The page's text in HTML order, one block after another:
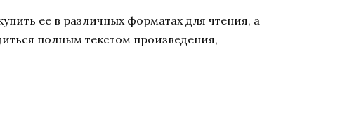
ее в различных форматах для чтения, а
полным текстом произведения,